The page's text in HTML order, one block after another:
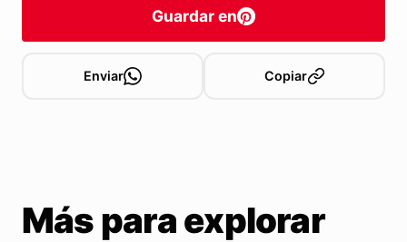
Guardar en
Enviar Copiar
Más para explorar